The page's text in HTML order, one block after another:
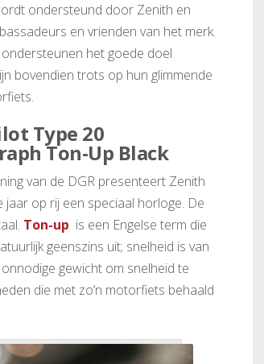
ondersteund door Zenith en
en vrienden van het merk.
het goede doel
bovendien trots op hun glimmende
Type 20
Ton-Up Black
van de DGR presenteert Zenith
op rij een speciaal horloge. De
Ton-up is een Engelse term die
geenszins uit; snelheid is van
gewicht om snelheid te
die met zo’n motorfiets behaald